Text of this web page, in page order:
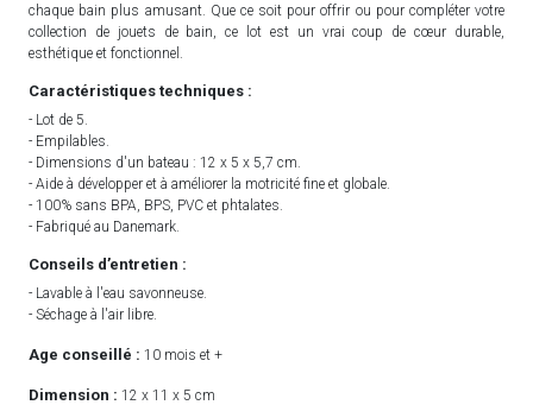
chaque bain plus amusant. Que ce soit pour offrir ou pour compléter votre
collection de jouets de bain, ce lot est un vrai coup de cœur durable,
esthétique et fonctionnel.
Caractéristiques techniques :
- Lot de 5.
- Empilables.
- Dimensions d'un bateau : 12 x 5 x 5,7 cm.
- Aide à développer et à améliorer la motricité fine et globale.
- 100% sans BPA, BPS, PVC et phtalates.
- Fabriqué au Danemark.
Conseils d’entretien :
- Lavable à l'eau savonneuse.
- Séchage à l'air libre.
Age conseillé : 10 mois et +
Dimension : 12 x 11 x 5 cm